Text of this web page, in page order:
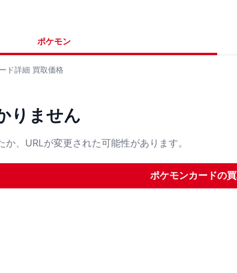
ポケモン
ド詳細 買取価格
りません
、URLが変更された可能性があります。
ポケモンカードの